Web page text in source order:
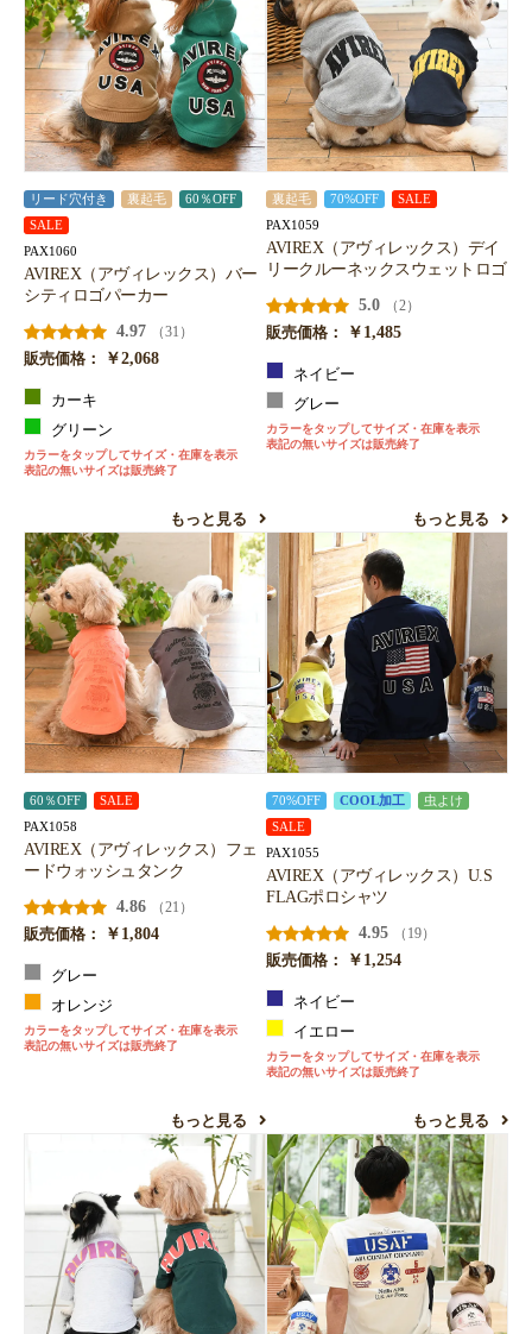
リード穴付き 裏起毛
60％OFF
SALE
PAX1060
AVIREX（アヴィレックス）バー
シティロゴパーカー
4.97
（31）
販売価格：
￥2,068
カーキ
グリーン
カラーをタップしてサイズ・在庫を表示
表記の無いサイズは販売終了
もっと見る
裏起毛 70%OFF SALE
PAX1059
AVIREX（アヴィレックス）デイ
リークルーネックスウェットロゴ
5.0
（2）
販売価格：
￥1,485
ネイビー
グレー
カラーをタップしてサイズ・在庫を表示
表記の無いサイズは販売終了
もっと見る
60％OFF SALE
PAX1058
AVIREX（アヴィレックス）フェ
ードウォッシュタンク
4.86
（21）
販売価格：
￥1,804
グレー
オレンジ
カラーをタップしてサイズ・在庫を表示
表記の無いサイズは販売終了
もっと見る
70%OFF COOL加工
虫よけ
SALE
PAX1055
AVIREX（アヴィレックス）U.S
FLAGポロシャツ
4.95
（19）
販売価格：
￥1,254
ネイビー
イエロー
カラーをタップしてサイズ・在庫を表示
表記の無いサイズは販売終了
もっと見る